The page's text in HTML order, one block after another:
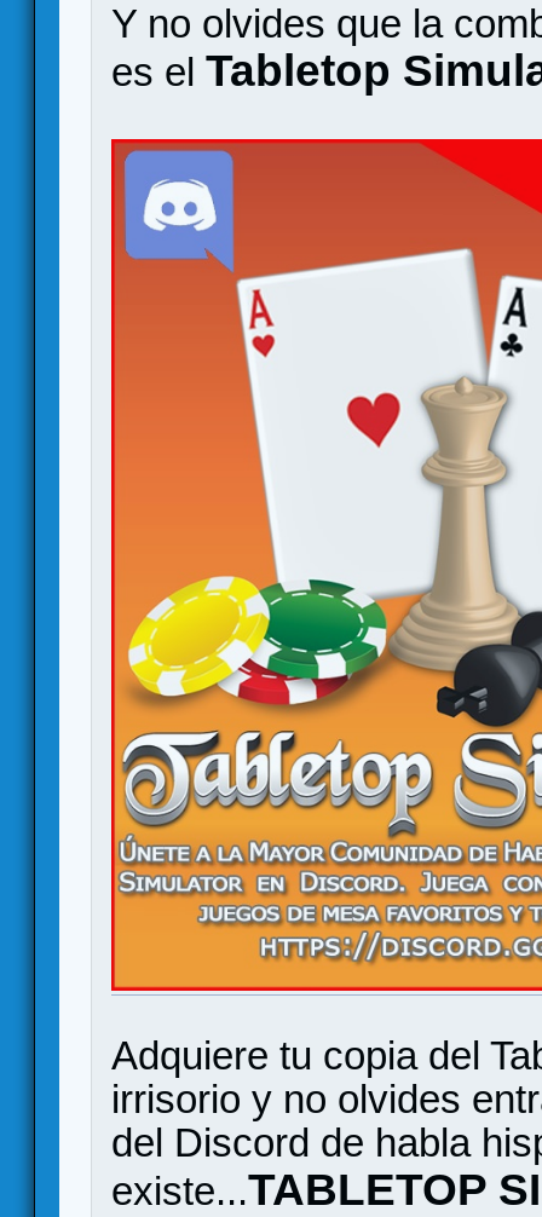
Y no olvides que la
es el Tabletop
Adquiere tu copia del
irrisorio y no olvides
del Discord de habla
existe...TABLETOP